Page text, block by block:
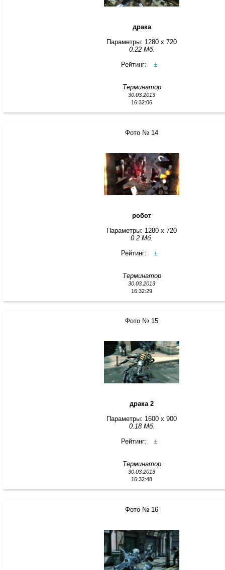
драка
Параметры: 1280 x 720
0.22 Мб.
Рейтинг:
±
Терминатор
30.03.2013
16:32:06
Фото № 14
робот
Параметры: 1280 x 720
0.2 Мб.
Рейтинг:
±
Терминатор
30.03.2013
16:32:29
Фото № 15
драка 2
Параметры: 1600 x 900
0.18 Мб.
Рейтинг:
±
Терминатор
30.03.2013
16:32:48
Фото № 16